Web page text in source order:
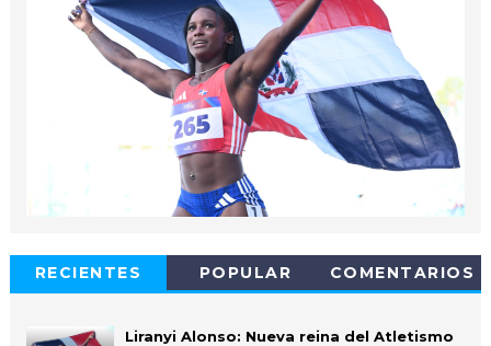
RECIENTES POPULAR COMENTARIOS
Liranyi Alonso: Nueva reina del Atletismo